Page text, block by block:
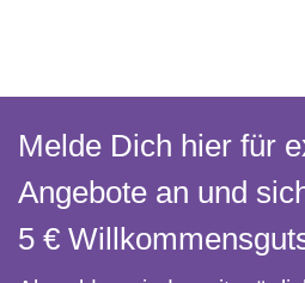
Melde Dich hier für
Angebote an und
5 €